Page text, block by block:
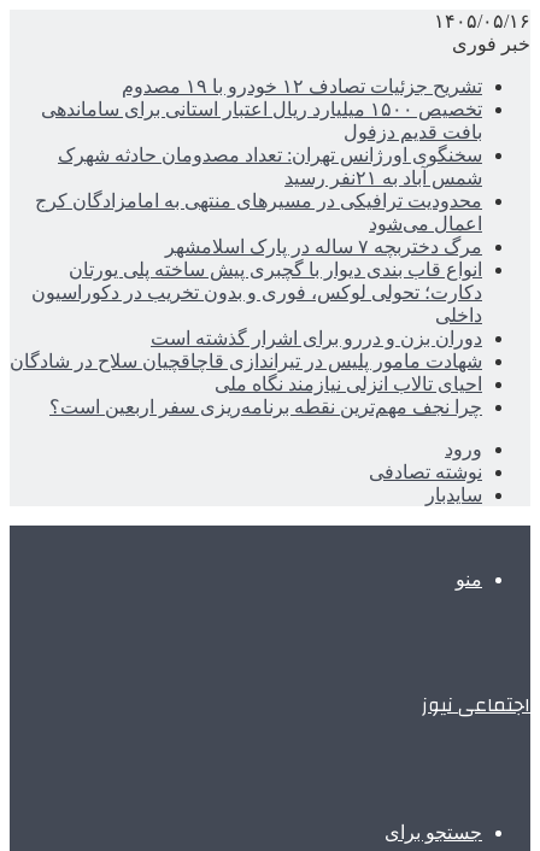
۱۴۰۵/۰۵/۱۶
خبر فوری
تشریح جزئیات تصادف ۱۲ خودرو با ۱۹ مصدوم
تخصیص ۱۵۰۰ میلیارد ریال اعتبار استانی برای ساماندهی
بافت قدیم دزفول
سخنگوی اورژانس تهران: تعداد مصدومان حادثه شهرک
شمس آباد به ۲۱نفر رسید
محدودیت ترافیکی در مسیرهای منتهی به امامزادگان کرج
اعمال می‌شود
مرگ دختربچه ۷ ساله در پارک اسلامشهر
انواع قاب بندی دیوار با گچبری پیش ساخته پلی یورتان
دکارت؛ تحولی لوکس، فوری و بدون تخریب در دکوراسیون
داخلی
دوران بزن و دررو برای اشرار گذشته است
شهادت مامور پلیس در تیراندازی قاچاقچیان سلاح در شادگان
احیای تالاب انزلی نیازمند نگاه ملی
چرا نجف مهم‌ترین نقطه برنامه‌ریزی سفر اربعین است؟
ورود
نوشته تصادفی
سایدبار
منو
اجتماعی نیوز
جستجو برای